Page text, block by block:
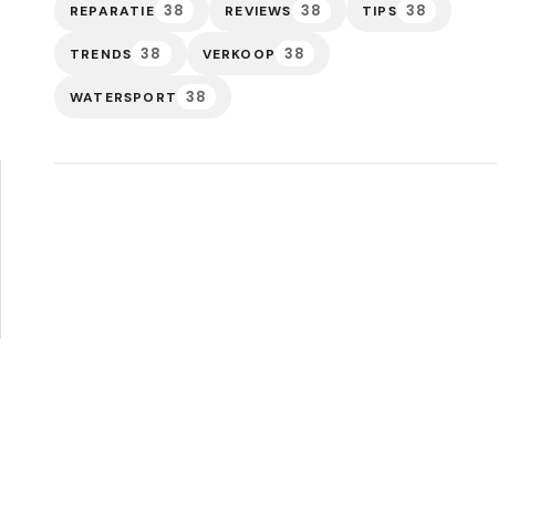
REPARATIE 38 REVIEWS 38 TIPS 38
TRENDS 38 VERKOOP 38
WATERSPORT 38